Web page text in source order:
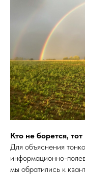
Кто не борется,
Для объяснения
информационно-
мы обратились к